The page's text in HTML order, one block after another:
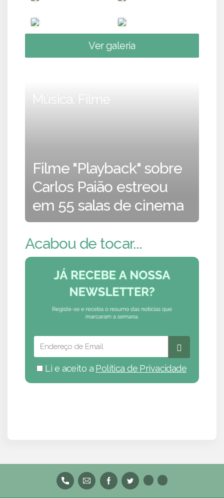
Ver galeria
Música, Filme
Filme "Playback" sobre
Carlos Paião estreou
em 55 salas de cinema
Acabou de tocar...
Li e aceito a Política de Privacidade